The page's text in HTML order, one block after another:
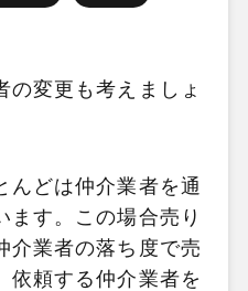
の変更も考えましょ
んどは仲介業者を通
ます。この場合売り
介業者の落ち度で売
依頼する仲介業者を